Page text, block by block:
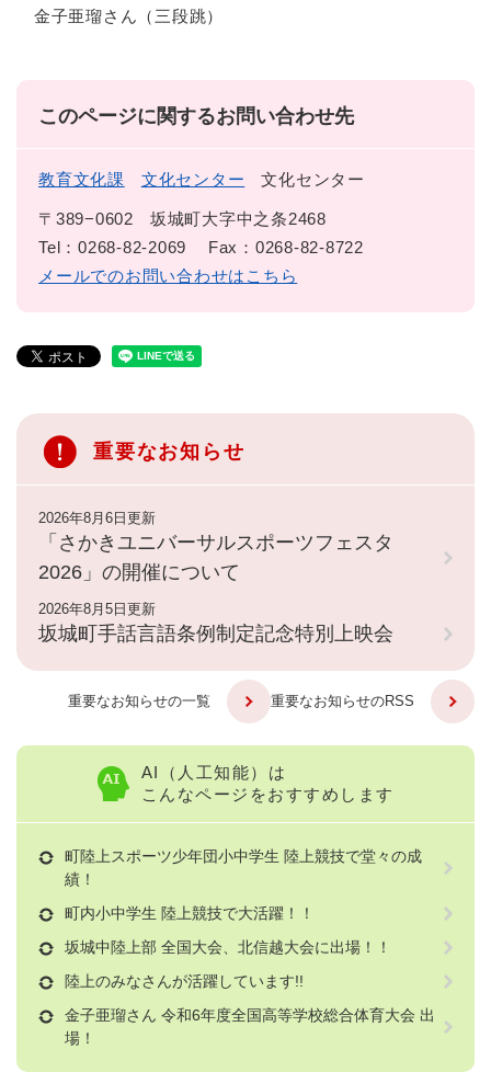
金子亜瑠さん（三段跳）
このページに関するお問い合わせ先
教育文化課 文化センター 文化センター
〒389−0602
坂城町大字中之条2468
Tel：0268-82-2069
Fax：0268-82-8722
メールでのお問い合わせはこちら
重要なお知らせ
2026年8月6日更新
「さかきユニバーサルスポーツフェスタ
2026」の開催について
2026年8月5日更新
坂城町手話言語条例制定記念特別上映会
重要なお知らせの一覧 重要なお知らせのRSS
AI（人工知能）は
こんなページをおすすめします
町陸上スポーツ少年団小中学生 陸上競技で堂々の成
績！
町内小中学生 陸上競技で大活躍！！
坂城中陸上部 全国大会、北信越大会に出場！！
陸上のみなさんが活躍しています!!
金子亜瑠さん 令和6年度全国高等学校総合体育大会 出
場！